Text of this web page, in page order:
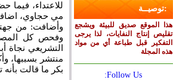
للاعتداء، فيما
مي حجاوي،
وأضافت: من
وفحص كل
التشريعي نجاة
منتشر بسببها،
بكر ما قالت
:توصيــة
هذا الموقع صديق للبيئة ويشجع
تقليص إنتاج النفايات، لذا يرجى
التفكير قبل طباعة أي من مواد
هذه المجلة
Follow Us: